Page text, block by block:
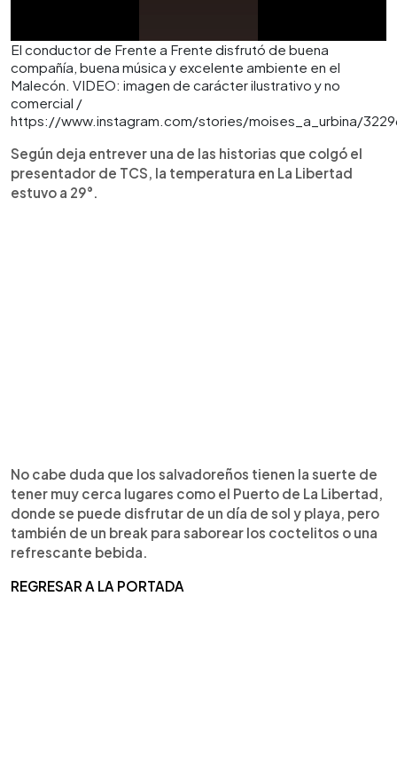
El conductor de Frente a Frente disfrutó de buena
compañía, buena música y excelente ambiente en el
Malecón. VIDEO: imagen de carácter ilustrativo y no
comercial /
https://www.instagram.com/stories/moises_a_urbina/
Según deja entrever una de las historias que colgó el
presentador de TCS, la temperatura en La Libertad
estuvo a 29°.
No cabe duda que los salvadoreños tienen la suerte de
tener muy cerca lugares como el Puerto de La Libertad,
donde se puede disfrutar de un día de sol y playa, pero
también de un break para saborear los coctelitos o una
refrescante bebida.
REGRESAR A LA PORTADA